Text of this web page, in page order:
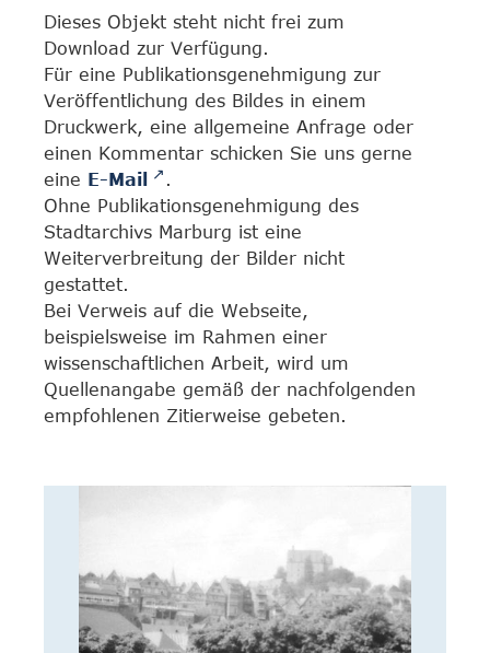
Dieses Objekt steht nicht frei zum
Download zur Verfügung.
Für eine Publikationsgenehmigung zur
Veröffentlichung des Bildes in einem
Druckwerk, eine allgemeine Anfrage oder
einen Kommentar schicken Sie uns gerne
eine E-Mail
.
Ohne Publikationsgenehmigung des
Stadtarchivs Marburg ist eine
Weiterverbreitung der Bilder nicht
gestattet.
Bei Verweis auf die Webseite,
beispielsweise im Rahmen einer
wissenschaftlichen Arbeit, wird um
Quellenangabe gemäß der nachfolgenden
empfohlenen Zitierweise gebeten.